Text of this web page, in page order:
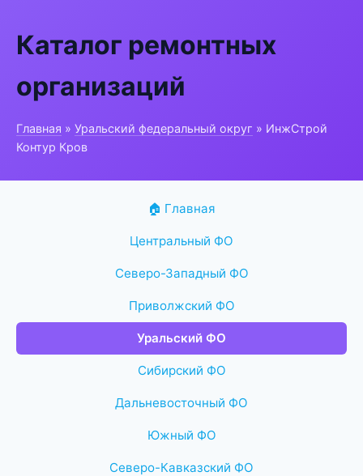
Каталог ремонтных
организаций
Главная » Уральский федеральный округ » ИнжСтрой
Контур Кров
🏠 Главная
Центральный ФО
Северо-Западный ФО
Приволжский ФО
Уральский ФО
Сибирский ФО
Дальневосточный ФО
Южный ФО
Северо-Кавказский ФО